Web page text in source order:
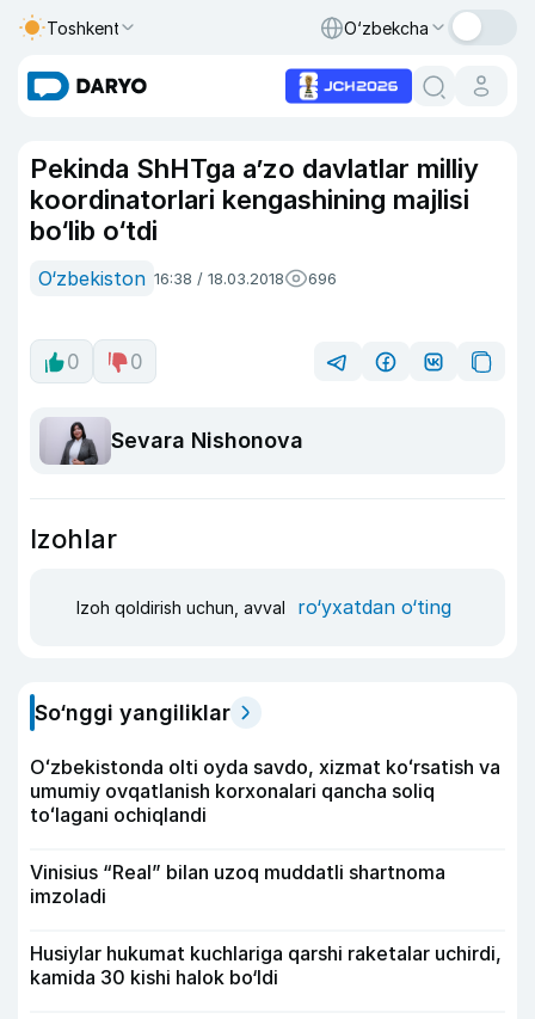
Toshkent O‘zbekcha
Pekinda ShHTga a’zo davlatlar milliy
koordinatorlari kengashining majlisi
bo‘lib o‘tdi
O‘zbekiston 16:38 / 18.03.2018 696
0 0
Sevara Nishonova
Izohlar
Izoh qoldirish uchun, avval ro‘yxatdan o‘ting
So‘nggi yangiliklar
Oʻzbekistonda olti oyda savdo, xizmat koʻrsatish va
umumiy ovqatlanish korxonalari qancha soliq
toʻlagani ochiqlandi
Vinisius “Real” bilan uzoq muddatli shartnoma
imzoladi
Husiylar hukumat kuchlariga qarshi raketalar uchirdi,
kamida 30 kishi halok bo‘ldi